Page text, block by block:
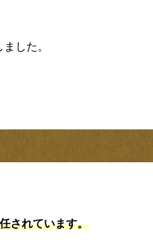
した。
されています。